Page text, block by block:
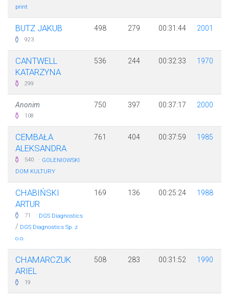
print
BUTZ JAKUB
923
498 279 00:31:44 2001
CANTWELL
KATARZYNA
299
536 244 00:32:33 1970
Anonim
108
750 397 00:37:17 2000
CEMBAŁA
ALEKSANDRA
540 · GOLENIOWSKI
DOM KULTURY
761 404 00:37:59 1985
CHABIŃSKI
ARTUR
71 · DGS Diagnostics
/ DGS Diagnostics Sp. z
o.o.
169 136 00:25:24 1988
CHAMARCZUK
ARIEL
19
508 283 00:31:52 1990